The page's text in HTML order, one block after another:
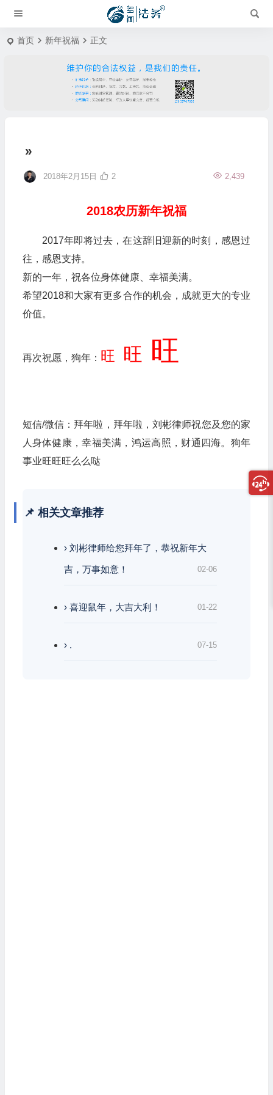
首页 新年祝福 正文
»
2018年2月15日 2,439
2
2018农历新年祝福
2017年即将过去，在这辞旧迎新的时刻，感恩过
往，感恩支持。
新的一年，祝各位身体健康、幸福美满。
希望2018和大家有更多合作的机会，成就更大的专业
价值。
再次祝愿，狗年： 旺 旺 旺
短信/微信：拜年啦，拜年啦，刘彬律师祝您及您的家
人身体健康，幸福美满，鸿运高照，财通四海。狗年
事业旺旺旺么么哒
📌 相关文章推荐
› 刘彬律师给您拜年了，恭祝新年大
吉，万事如意！ 02-06
› 喜迎鼠年，大吉大利！ 01-22
› . 07-15